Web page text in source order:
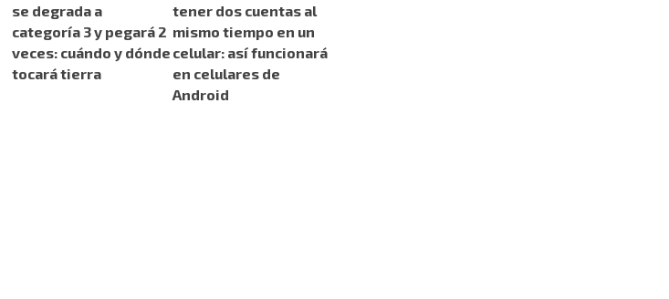
se degrada a
categoría 3 y pegará 2
veces: cuándo y dónde
tocará tierra
tener dos cuentas al
mismo tiempo en un
celular: así funcionará
en celulares de
Android